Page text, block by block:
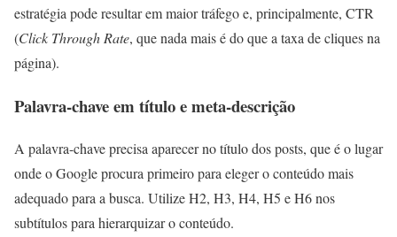
estratégia pode resultar em maior tráfego e, principalmente, CTR
(Click Through Rate, que nada mais é do que a taxa de cliques na
página).
Palavra-chave em título e meta-descrição
A palavra-chave precisa aparecer no título dos posts, que é o lugar
onde o Google procura primeiro para eleger o conteúdo mais
adequado para a busca. Utilize H2, H3, H4, H5 e H6 nos
subtítulos para hierarquizar o conteúdo.